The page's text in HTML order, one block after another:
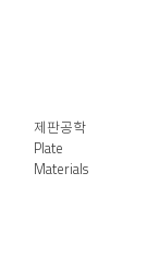
제판공학
Plate
Materials